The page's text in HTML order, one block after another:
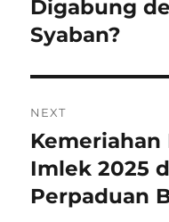
Digabung
Syaban?
NEXT
Next
post:
Kemeriahan
Imlek 2025
Perpaduan